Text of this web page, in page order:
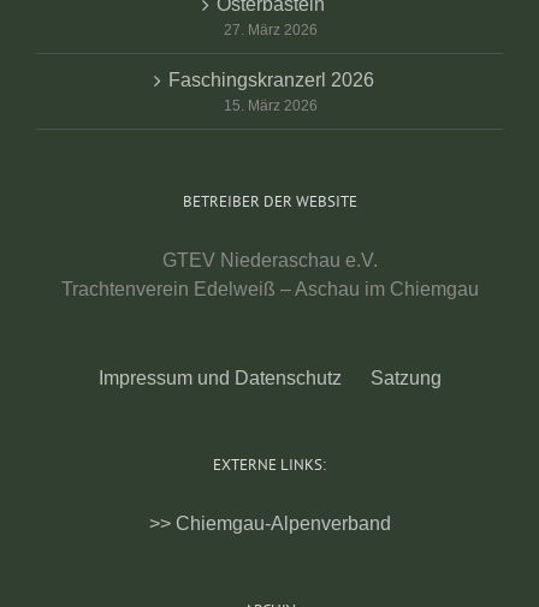
Osterbasteln
27. März 2026
Faschingskranzerl 2026
15. März 2026
BETREIBER DER WEBSITE
GTEV Niederaschau e.V.
Trachtenverein Edelweiß – Aschau im Chiemgau
Impressum und Datenschutz Satzung
EXTERNE LINKS:
>> Chiemgau-Alpenverband